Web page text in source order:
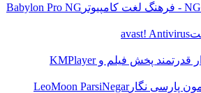
Babylon Pro NG
avast!
پخش فیلم و KMPlayer
نگارLeoMoon ParsiNegar